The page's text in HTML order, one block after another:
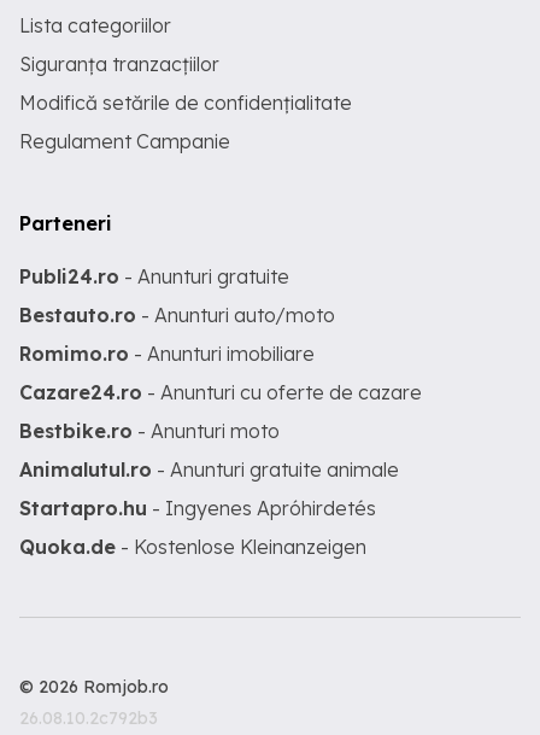
Lista categoriilor
Siguranța tranzacțiilor
Modifică setările de confidențialitate
Regulament Campanie
Parteneri
Publi24.ro - Anunturi gratuite
Bestauto.ro - Anunturi auto/moto
Romimo.ro - Anunturi imobiliare
Cazare24.ro - Anunturi cu oferte de cazare
Bestbike.ro - Anunturi moto
Animalutul.ro - Anunturi gratuite animale
Startapro.hu - Ingyenes Apróhirdetés
Quoka.de - Kostenlose Kleinanzeigen
© 2026 Romjob.ro
26.08.10.2c792b3